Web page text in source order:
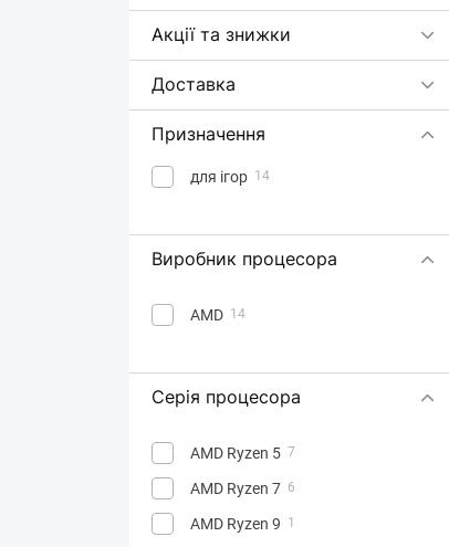
Акції та знижки
Доставка
Призначення
для ігор 14
Виробник процесора
AMD 14
Серія процесора
AMD Ryzen 5 7
AMD Ryzen 7 6
AMD Ryzen 9 1